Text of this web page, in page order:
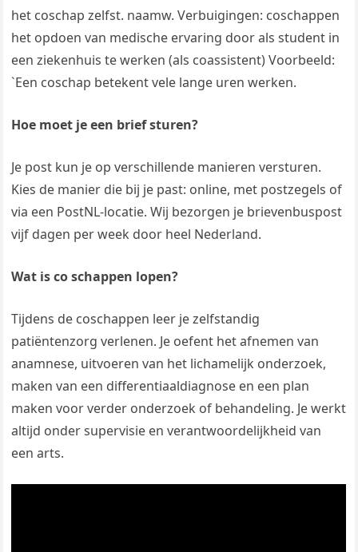
het coschap zelfst. naamw. Verbuigingen: coschappen
het opdoen van medische ervaring door als student in
een ziekenhuis te werken (als coassistent) Voorbeeld:
`Een coschap betekent vele lange uren werken.
Hoe moet je een brief sturen?
Je post kun je op verschillende manieren versturen.
Kies de manier die bij je past: online, met postzegels of
via een PostNL-locatie. Wij bezorgen je brievenbuspost
vijf dagen per week door heel Nederland.
Wat is co schappen lopen?
Tijdens de coschappen leer je zelfstandig
patiëntenzorg verlenen. Je oefent het afnemen van
anamnese, uitvoeren van het lichamelijk onderzoek,
maken van een differentiaaldiagnose en een plan
maken voor verder onderzoek of behandeling. Je werkt
altijd onder supervisie en verantwoordelijkheid van
een arts.